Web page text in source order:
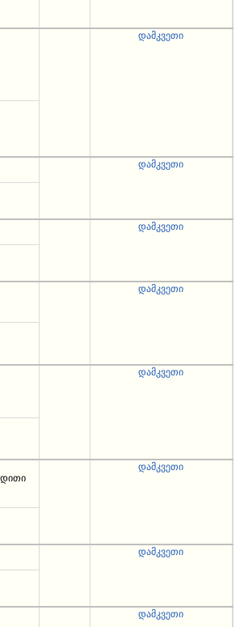
დამკვეთი
დამკვეთი
დამკვეთი
დამკვეთი
დამკვეთი
დამკვეთი
დამკვეთი
დამკვეთი